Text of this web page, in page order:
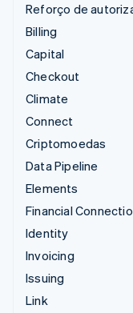
Reforço de
Billing
Capital
Checkout
Climate
Connect
Criptomoedas
Data Pipeline
Elements
Financial
Identity
Invoicing
Issuing
Link